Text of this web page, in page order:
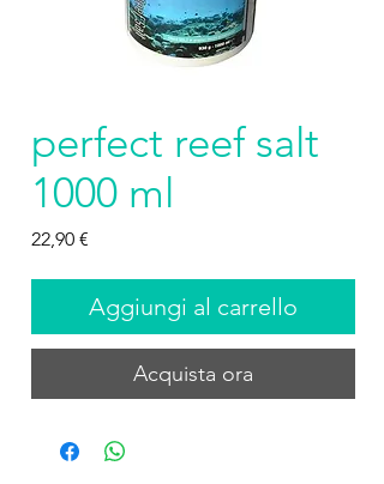
perfect reef salt
1000 ml
22,90 €
Aggiungi al carrello
Acquista ora